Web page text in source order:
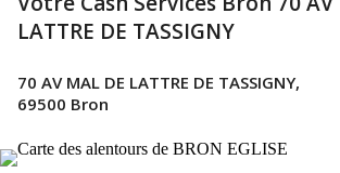
LATTRE DE TASSIGNY
70 AV MAL DE LATTRE DE TASSIGNY,
69500 Bron